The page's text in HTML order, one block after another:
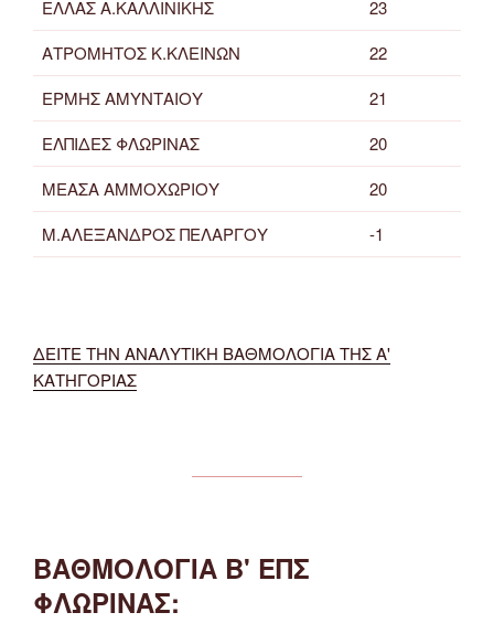
ΕΛΛΑΣ Α.ΚΑΛΛΙΝΙΚΗΣ
23
ΑΤΡΟΜΗΤΟΣ Κ.ΚΛΕΙΝΩΝ
22
ΕΡΜΗΣ ΑΜΥΝΤΑΙΟΥ
21
ΕΛΠΙΔΕΣ ΦΛΩΡΙΝΑΣ
20
ΜΕΑΣΑ ΑΜΜΟΧΩΡΙΟΥ
20
Μ.ΑΛΕΞΑΝΔΡΟΣ ΠΕΛΑΡΓΟΥ
-1
ΔΕΙΤΕ ΤΗΝ ΑΝΑΛΥΤΙΚΗ ΒΑΘΜΟΛΟΓΙΑ ΤΗΣ Α'
ΚΑΤΗΓΟΡΙΑΣ
ΒΑΘΜΟΛΟΓΙΑ Β' ΕΠΣ
ΦΛΩΡΙΝΑΣ: